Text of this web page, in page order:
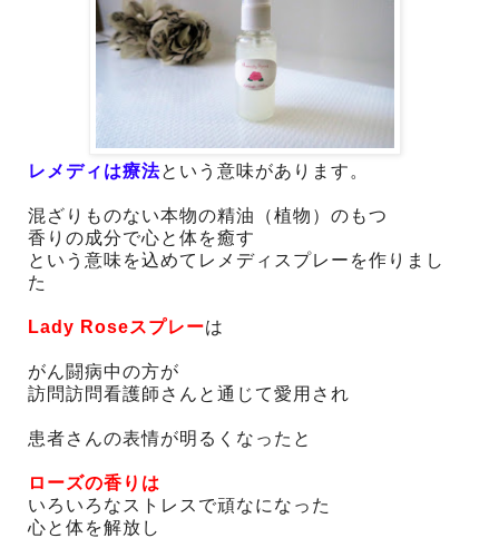
レメディは療法という意味があります。
混ざりものない本物の精油（植物）のもつ
香りの成分で心と体を癒す
という意味を込めてレメディスプレーを作りまし
た
Lady Roseスプレーは
がん闘病中の方が
訪問訪問看護師さんと通じて愛用され
患者さんの表情が明るくなったと
ローズの香りは
いろいろなストレスで頑なになった
心と体を解放し